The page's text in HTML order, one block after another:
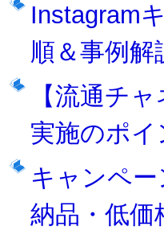
Instagram
順＆事例解
【流通チ
実施のポ
キャンペ
納品・低価